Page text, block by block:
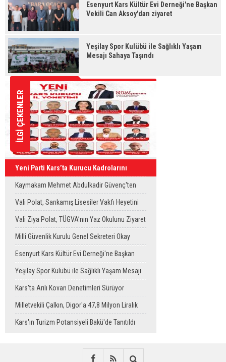
Esenyurt Kars Kültür Evi Derneği'ne Başkan
Vekili Can Aksoy'dan ziyaret
Yeşilay Spor Kulübü ile Sağlıklı Yaşam
Mesajı Sahaya Taşındı
İLGİ ÇEKENLER
Yeni Parti Kars’ta Kurucu Kadrolarını
Oluşturdu
Kaymakam Mehmet Abdulkadir Güvenç'ten
Köy Ziyaretleri
Vali Polat, Sarıkamış Lisesiler Vakfı Heyetini
Kabul Etti
Vali Ziya Polat, TÜGVA’nın Yaz Okulunu Ziyaret
Etti
Millî Güvenlik Kurulu Genel Sekreteri Okay
Memiş, Kars'ta
Esenyurt Kars Kültür Evi Derneği'ne Başkan
Vekili Can Aksoy'dan ziyaret
Yeşilay Spor Kulübü ile Sağlıklı Yaşam Mesajı
Sahaya Taşındı
Kars'ta Arılı Kovan Denetimleri Sürüyor
Milletvekili Çalkın, Digor'a 47,8 Milyon Liralık
Sağlık Yatırımı Başlıyor
Kars'ın Turizm Potansiyeli Bakü'de Tanıtıldı